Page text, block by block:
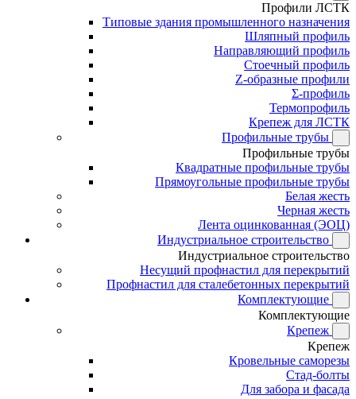
Профили ЛСТК
Типовые здания промышленного назначения
Шляпный профиль
Направляющий профиль
Стоечный профиль
Z-образные профили
Σ-профиль
Термопрофиль
Крепеж для ЛСТК
Профильные трубы
Профильные трубы
Квадратные профильные трубы
Прямоугольные профильные трубы
Белая жесть
Черная жесть
Лента оцинкованная (ЭОЦ)
Индустриальное строительство
Индустриальное строительство
Несущий профнастил для перекрытий
Профнастил для сталебетонных перекрытий
Комплектующие
Комплектующие
Крепеж
Крепеж
Кровельные саморезы
Стад-болты
Для забора и фасада